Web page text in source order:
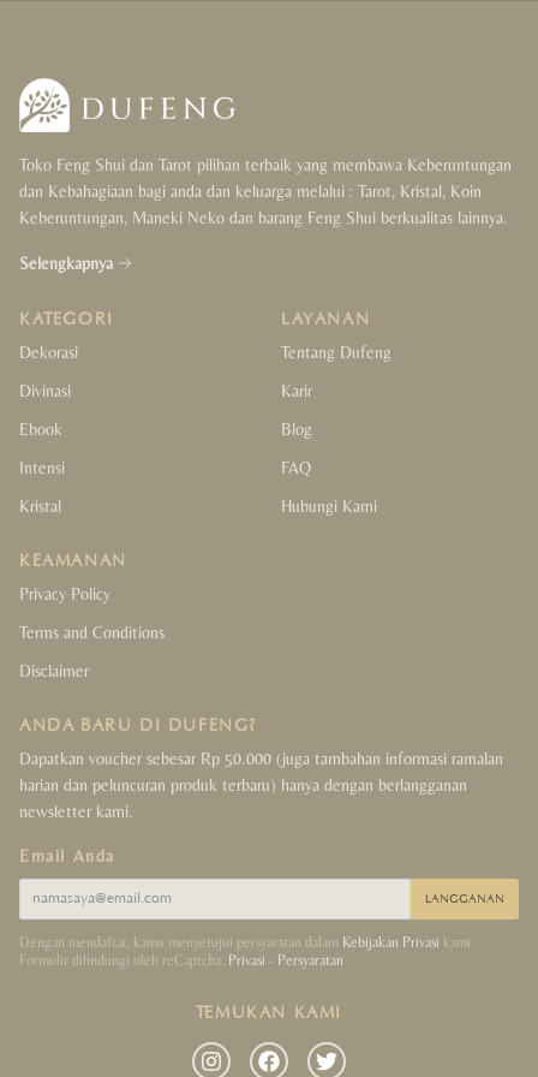
Wealth & Luck
Protection & Support
Health & Cleansing
For Her
Decor Collection
Strings Collection
Lucky Coins Collection
Toko Feng Shui dan Tarot pilihan terbaik yang membawa Keberuntungan
dan Kebahagiaan bagi anda dan keluarga melalui : Tarot, Kristal, Koin
Keberuntungan, Maneki Neko dan barang Feng Shui berkualitas lainnya.
Selengkapnya
KATEGORI
Dekorasi
Divinasi
Ebook
Intensi
Kristal
LAYANAN
Tentang Dufeng
Karir
Blog
FAQ
Hubungi Kami
KEAMANAN
Privacy Policy
Terms and Conditions
Disclaimer
ANDA BARU DI DUFENG?
Dapatkan voucher sebesar Rp 50.000 (juga tambahan informasi ramalan
harian dan peluncuran produk terbaru) hanya dengan berlangganan
newsletter kami.
Email Anda
LANGGANAN
Dengan mendaftar, kamu menyetujui persyaratan dalam Kebijakan Privasi kami.
Formulir dilindungi oleh reCaptcha. Privasi - Persyaratan
TEMUKAN KAMI